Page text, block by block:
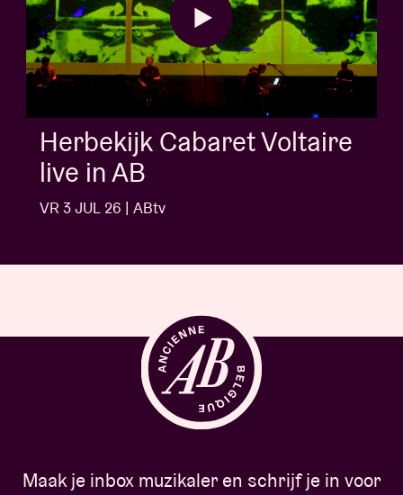
AB Session met
Maak je inbox muzikaler en schrijf je in voor